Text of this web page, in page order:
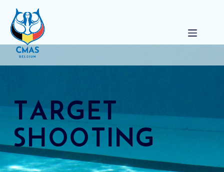
TARGET
SHOOTING